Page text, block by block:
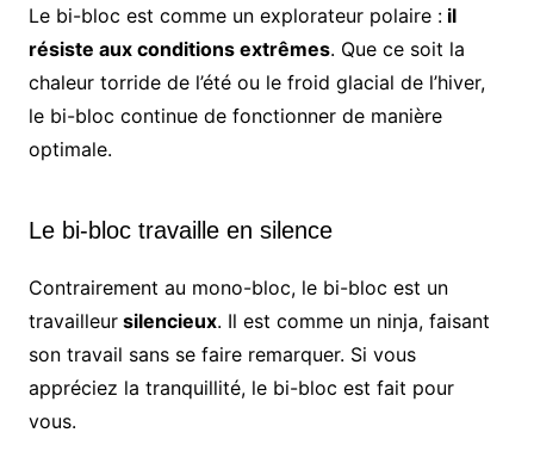
Le bi-bloc est comme un explorateur polaire :il
résiste aux conditions extrêmes. Que ce soit la
chaleur torride de l’été ou le froid glacial de l’hiver,
le bi-bloc continue de fonctionner de manière
optimale.
Le bi-bloc travaille en silence
Contrairement au mono-bloc, le bi-bloc est un
travailleursilencieux. Il est comme un ninja, faisant
son travail sans se faire remarquer. Si vous
appréciez la tranquillité, le bi-bloc est fait pour
vous.